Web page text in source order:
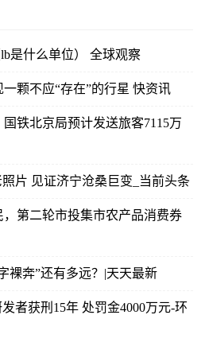
是什么单位） 全球观察
颗不应“存在”的行星 快资讯
铁北京局预计发送旅客7115万
片 见证济宁沧桑巨变_当前头条
第二轮市投集市农产品消费券
裸奔”还有多远？|天天最新
者获刑15年 处罚金4000万元-环